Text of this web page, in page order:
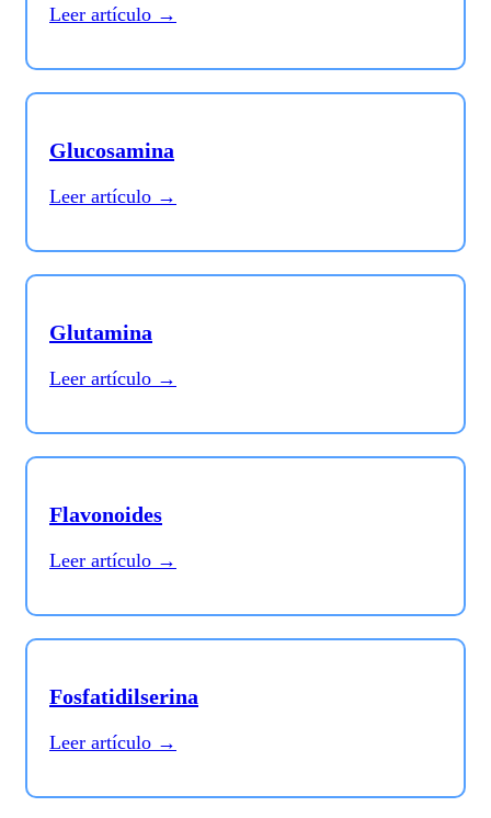
Leer artículo →
Glucosamina
Leer artículo →
Glutamina
Leer artículo →
Flavonoides
Leer artículo →
Fosfatidilserina
Leer artículo →